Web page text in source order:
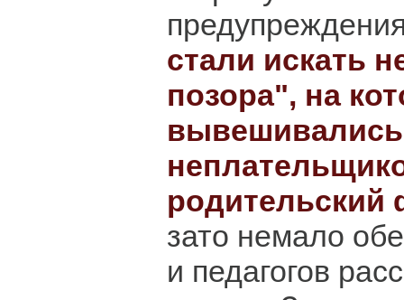
стали искать
позора", на
родительский
зато немало
и педагогов